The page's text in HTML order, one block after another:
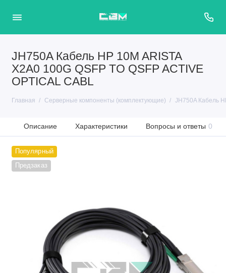
JH750A Кабель HP 10M ARISTA
X2A0 100G QSFP TO QSFP ACTIVE
OPTICAL CABL
Главная Серверные компоненты (комплектующие) JH750A Кабель
Описание Характеристики Вопросы и ответы 0
Популярный
Предзаказ